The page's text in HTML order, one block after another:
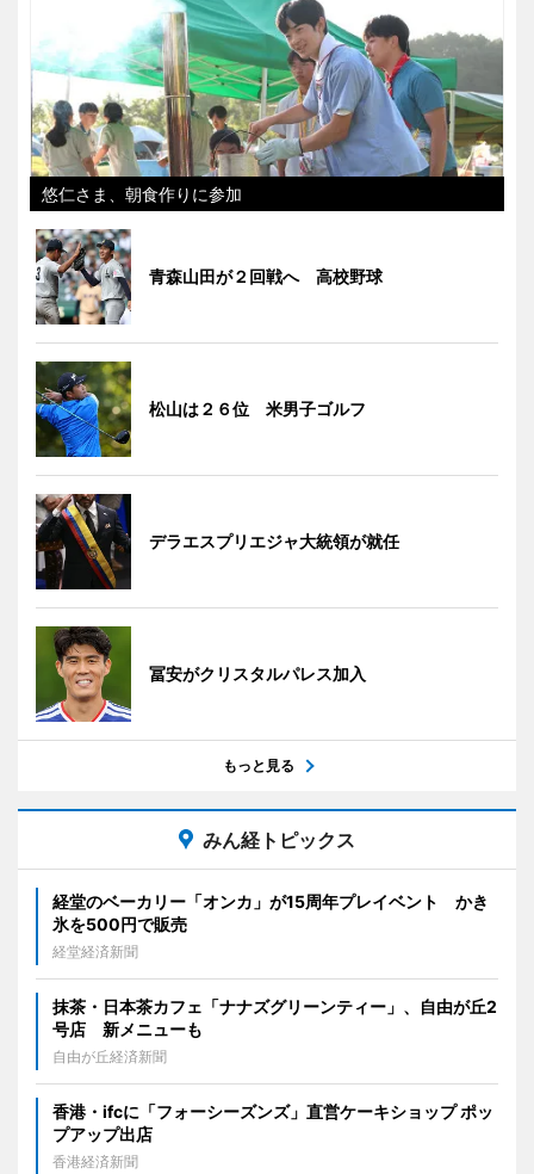
悠仁さま、朝食作りに参加
青森山田が２回戦へ 高校野球
松山は２６位 米男子ゴルフ
デラエスプリエジャ大統領が就任
冨安がクリスタルパレス加入
もっと見る
みん経トピックス
経堂のベーカリー「オンカ」が15周年プレイベント かき
氷を500円で販売
経堂経済新聞
抹茶・日本茶カフェ「ナナズグリーンティー」、自由が丘2
号店 新メニューも
自由が丘経済新聞
香港・ifcに「フォーシーズンズ」直営ケーキショップ ポッ
プアップ出店
香港経済新聞